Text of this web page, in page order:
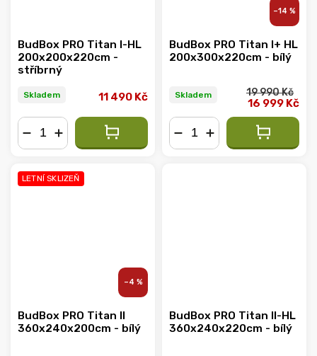
BudBox PRO Titan I-HL
200x200x220cm -
stříbrný
Skladem 11 490 Kč
–14 %
BudBox PRO Titan I+ HL
200x300x220cm - bílý
Skladem 19 990 Kč
16 999 Kč
LETNÍ SKLIZEŇ
–4 %
BudBox PRO Titan II
360x240x200cm - bílý
BudBox PRO Titan II-HL
360x240x220cm - bílý